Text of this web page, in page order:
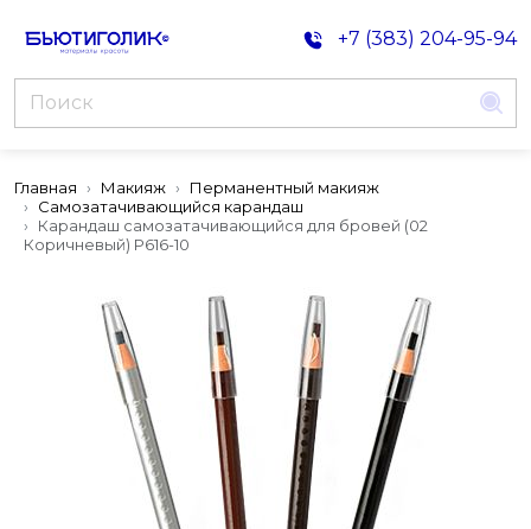
+7 (383) 204-95-94
Главная Макияж
Перманентный макияж
Самозатачивающийся карандаш
Карандаш самозатачивающийся для бровей (02
Коричневый) Р616-10